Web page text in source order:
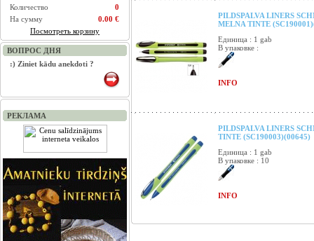
Количество
0
На сумму
0.00 €
Посмотреть корзину
ВОПРОС ДНЯ
:) Ziniet kādu anekdoti ?
РЕКЛАМА
PILDSPALVA LINERS
MELNA TINTE
Единица : 1 gab
В упаковке :
INFO
PILDSPALVA LINERS
TINTE (SC190003)(00645)
Единица : 1 gab
В упаковке : 10
INFO